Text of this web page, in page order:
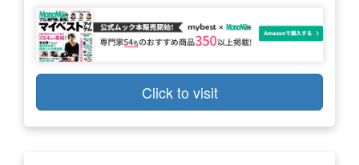
Click to visit